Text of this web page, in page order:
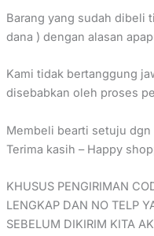
Barang yang sudah dibeli
dana ) dengan alasan
Kami tidak bertanggung
disebabkan oleh proses
Membeli bearti setuju dgn
Terima kasih – Happy
KHUSUS PENGIRIMAN
LENGKAP DAN NO TELP
SEBELUM DIKIRIM KITA